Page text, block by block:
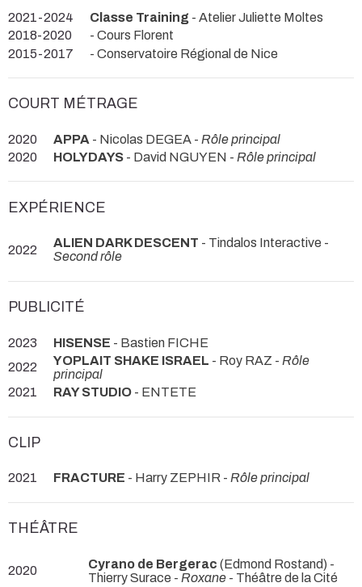
2021-2024 Classe Training - Atelier Juliette Moltes
2018-2020
- Cours Florent
2015-2017
- Conservatoire Régional de Nice
COURT MÉTRAGE
2020 APPA - Nicolas DEGEA - Rôle principal
2020
HOLYDAYS - David NGUYEN - Rôle principal
EXPÉRIENCE
2022 ALIEN DARK DESCENT - Tindalos Interactive -
Second rôle
PUBLICITÉ
2023 HISENSE - Bastien FICHE
2022
YOPLAIT SHAKE ISRAEL - Roy RAZ - Rôle
principal
2021
RAY STUDIO - ENTETE
CLIP
2021 FRACTURE - Harry ZEPHIR - Rôle principal
THÉÂTRE
2020 Cyrano de Bergerac (Edmond Rostand) -
Thierry Surace - Roxane - Théâtre de la Cité